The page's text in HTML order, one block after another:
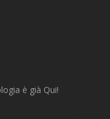
è già Qui!